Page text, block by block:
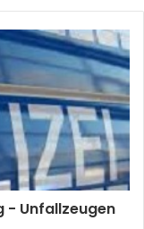
- Unfallzeugen